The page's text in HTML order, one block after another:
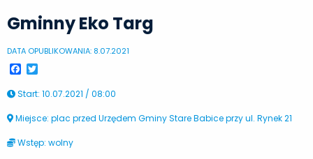
Gminny Eko Targ
DATA OPUBLIKOWANIA: 8.07.2021
Facebook
Start: 10.07.2021 / 08:00
Miejsce: plac przed Urzędem Gminy Stare Babice przy ul. Rynek 21
Wstęp: wolny